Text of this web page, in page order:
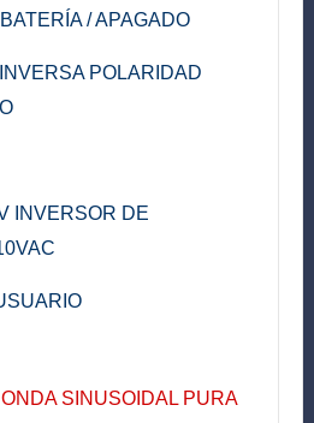
BATERÍA /APAGADO
INVERSA POLARIDAD
INVERSOR DE
SINUSOIDAL PURA